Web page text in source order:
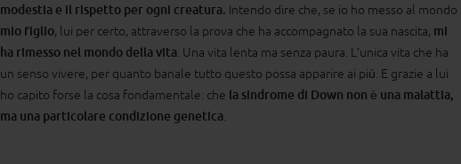
modestia e il rispetto per ogni creatura. Intendo dire che, se io ho messo al mondo
mio figlio, lui per certo, attraverso la prova che ha accompagnato la sua nascita, mi
ha rimesso nel mondo della vita . Una vita lenta ma senza paura. L’unica vita che ha
un senso vivere, per quanto banale tutto questo possa apparire ai più. E grazie a lui
ho capito forse la cosa fondamentale: che la sindrome di Down non è una malattia,
ma una particolare condizione genetica